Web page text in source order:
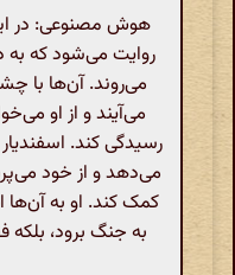
هوش مصنوعی: در
روایت می‌شود که به
می‌روند. آن‌ها با
می‌آیند و از او
رسیدگی کند.
می‌دهد و از خود
کمک کند. او به
به جنگ برود،